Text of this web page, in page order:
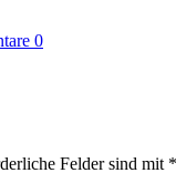
0
Felder sind mit *